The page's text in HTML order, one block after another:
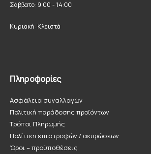
Σάββατο: 9:00 - 14:00
Κυριακή: Κλειστά
Πληροφορίες
Ασφάλεια συναλλαγών
Πολιτική παράδοσης προϊόντων
Τρόποι Πληρωμής
Πολίτικη επιστροφών / ακυρώσεων
Όροι – προϋποθέσεις